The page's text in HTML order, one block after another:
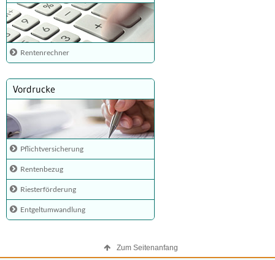
Rentenrechner
Vordrucke
Pflichtversicherung
Rentenbezug
Riesterförderung
Entgeltumwandlung
Zum Seitenanfang